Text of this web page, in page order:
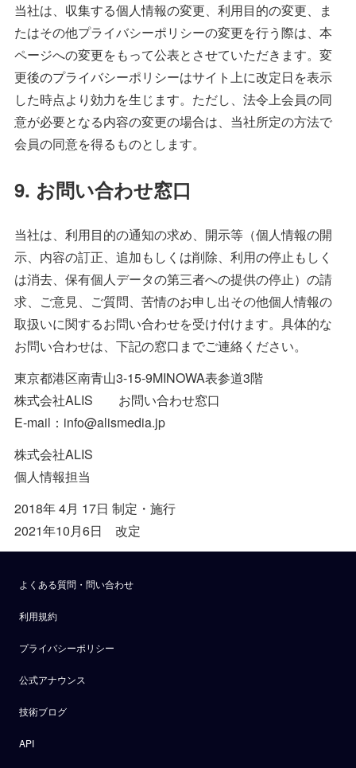
当社は、収集する個人情報の変更、利用目的の変更、ま
たはその他プライバシーポリシーの変更を行う際は、本
ページへの変更をもって公表とさせていただきます。変
更後のプライバシーポリシーはサイト上に改定日を表示
した時点より効力を生じます。ただし、法令上会員の同
意が必要となる内容の変更の場合は、当社所定の方法で
会員の同意を得るものとします。
9. お問い合わせ窓口
当社は、利用目的の通知の求め、開示等（個人情報の開
示、内容の訂正、追加もしくは削除、利用の停止もしく
は消去、保有個人データの第三者への提供の停止）の請
求、ご意見、ご質問、苦情のお申し出その他個人情報の
取扱いに関するお問い合わせを受け付けます。具体的な
お問い合わせは、下記の窓口までご連絡ください。
東京都港区南青山3-15-9MINOWA表参道3階
株式会社ALIS お問い合わせ窓口
E-mail：info@alismedia.jp
株式会社ALIS
個人情報担当
2018年 4月 17日 制定・施行
2021年10月6日 改定
よくある質問・問い合わせ
利用規約
プライバシーポリシー
公式アナウンス
技術ブログ
API